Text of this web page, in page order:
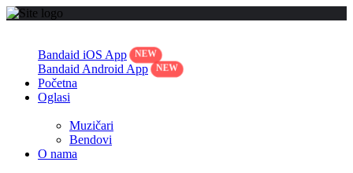
Bandaid iOS App
Bandaid Android App
Početna
Oglasi
Muzičari
Bendovi
O nama